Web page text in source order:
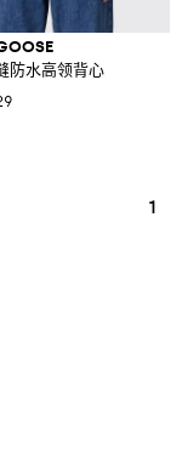
防水高领背心
1